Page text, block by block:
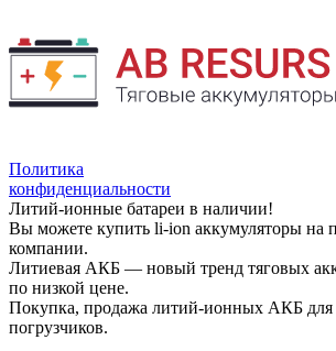
Политика
конфиденциальности
Литий-ионные батареи в наличии!
Вы можете купить li-ion аккумуляторы на
компании.
Литиевая АКБ — новый тренд тяговых
по низкой цене.
Покупка, продажа литий-ионных АКБ
погрузчиков.